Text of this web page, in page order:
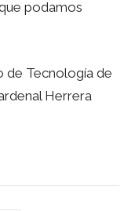
podamos
de Tecnología de
Herrera